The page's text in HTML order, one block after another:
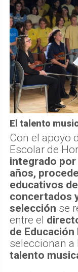
El talento
Con el apoyo
Escolar de
integrado por
años,
educativos
concertados
selección se
entre el
de
seleccionan a
talento